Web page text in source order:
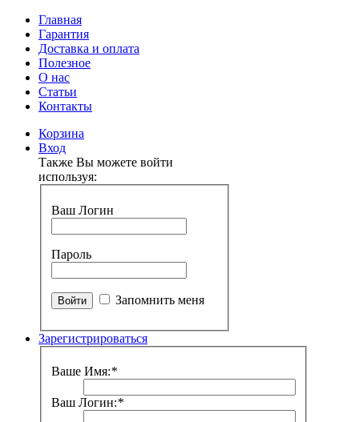
Главная
Гарантия
Доставка и оплата
Полезное
О нас
Статьи
Контакты
Корзина
Вход
Также Вы можете войти
используя:
Ваш Логин
Пароль
Запомнить меня
Зарегистрироваться
Ваше Имя:*
Ваш Логин:*